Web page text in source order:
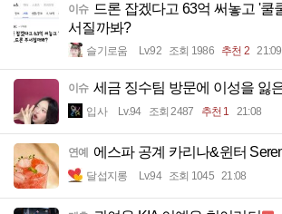
이슈 드론 잡겠다고 63억 써놓고 '
서질까봐?
슬기로움 Lv.92 조회 1986 추천 2 21:09
이슈 세금 징수팀 방문에 이성을 잃
입사 Lv.94 조회 2487 추천 1 21:08
연예 에스파 공계 카리나&윈터
달섭지롱 Lv.94 조회 1045 21:08